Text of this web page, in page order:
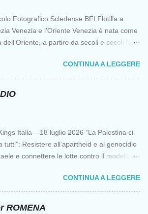
Fotografico Scledense BFI Flotilla a
Venezia e l’Oriente Venezia è nata come
dell’Oriente, a partire da secoli e secoli fa ai
veneziane divennero preziose
i crociati diretti a Gerusalemme. Proprio
fornirono ai veneziani l’occasione per
Dal XIII al XV secolo Venezia
ad avere un ruolo fondamentale nei
tra l’Europa e l’Oriente, ruolo che si
più battagliere di Venezia. FLOTILLA Un
CONTINUA A LEGGERE
Italia – 18 luglio 2026 “La Palestina ci
tutti”: Resistere all’apartheid e al genocidio
e connettere le lotte contro il modello
palestinesi presso il Mausoleo di Yasser
alla Muqata'a La “totale impunità ” di
ha dato inizio a un’“era del diritto del più
CONTINUA A LEGGERE
ROMENA